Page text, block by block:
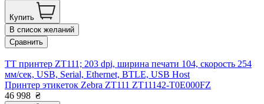
Купить
В список желаний
Сравнить
TT принтер ZT111; 203 dpi, ширина печати 104, скорость 254
мм/сек, USB, Serial, Ethernet, BTLE, USB Host
Принтер этикеток Zebra ZT111 ZT11142-T0E000FZ
46 998 ₴